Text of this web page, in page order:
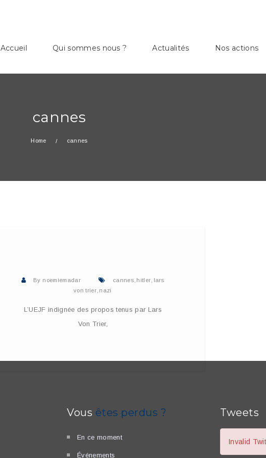
Accueil Qui sommes nous ? Actualités Nos actions
cannes
Home cannes
By noemiemadar cannes hitler lars
von trier nazi
L’UEJF indignée des propos tenus par Lars
Von Trier,
Vous êtes perdus ?
En ce moment
Événements
Tweets
Invalid